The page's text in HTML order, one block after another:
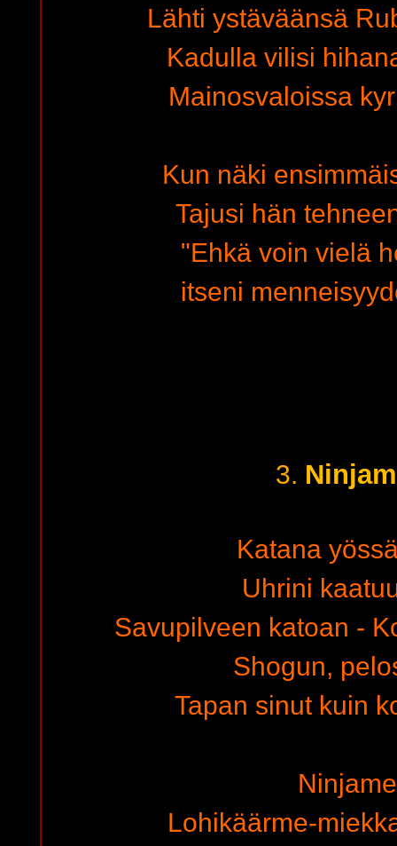
Lähti ystäväänsä
Kadulla vilisi
Mainosvaloissa
Kun näki
Tajusi hän
"Ehkä voin vielä
itseni
3.
Katana
Uhrini
Savupilveen katoan -
Shogun,
Tapan sinut kuin
Lohikäärme-